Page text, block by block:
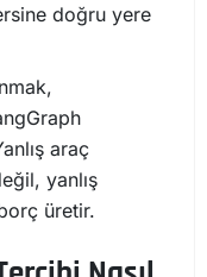
doğru yere
araç
yanlış
üretir.